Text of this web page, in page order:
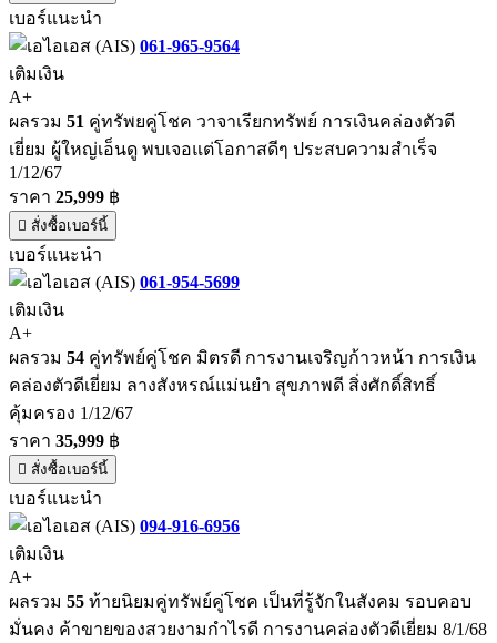
เบอร์แนะนำ
061-965-9564
เติมเงิน
A+
ผลรวม 51 คู่ทรัพยคู่โชค วาจาเรียกทรัพย์ การเงินคล่องตัวดี
เยี่ยม ผู้ใหญ่เอ็นดู พบเจอแต่โอกาสดีๆ ประสบความสำเร็จ
1/12/67
ราคา 25,999 ฿
สั่งซื้อเบอร์นี้
เบอร์แนะนำ
061-954-5699
เติมเงิน
A+
ผลรวม 54 คู่ทรัพย์คู่โชค มิตรดี การงานเจริญก้าวหน้า การเงิน
คล่องตัวดีเยี่ยม ลางสังหรณ์แม่นยำ สุขภาพดี สิ่งศักดิ์สิทธิ์
คุ้มครอง 1/12/67
ราคา 35,999 ฿
สั่งซื้อเบอร์นี้
เบอร์แนะนำ
094-916-6956
เติมเงิน
A+
ผลรวม 55 ท้ายนิยมคู่ทรัพย์คู่โชค เป็นที่รู้จักในสังคม รอบคอบ
มั่นคง ค้าขายของสวยงามกำไรดี การงานคล่องตัวดีเยี่ยม 8/1/68